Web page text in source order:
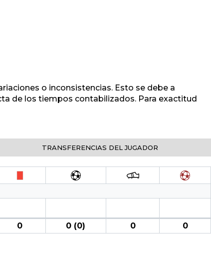
o inconsistencias. Esto se debe a
de los tiempos contabilizados. Para exactitud
TRANSFERENCIAS DEL JUGADOR
0 0 (0) 0 0